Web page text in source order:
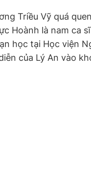
Triều Vỹ quá
Hoành là nam ca
học tại Học viện
của Lý An vào